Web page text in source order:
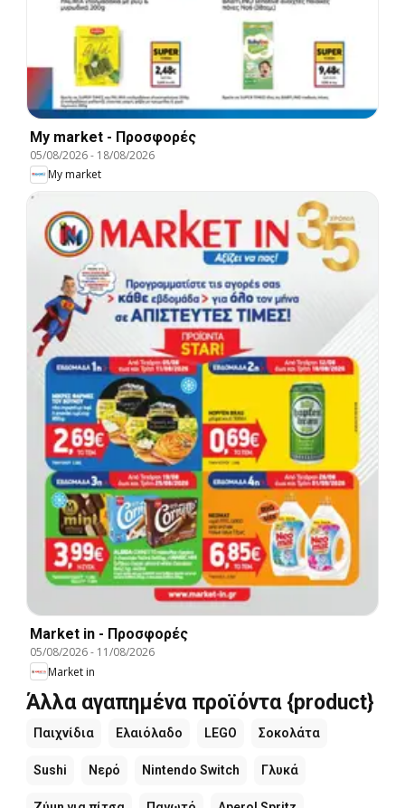
My market - Προσφορές
05/08/2026- 18/08/2026
My market
Market in - Προσφορές
05/08/2026- 11/08/2026
Market in
Άλλα αγαπημένα προϊόντα {product}
Παιχνίδια Ελαιόλαδο LEGO Σοκολάτα
Sushi Νερό Nintendo Switch Γλυκά